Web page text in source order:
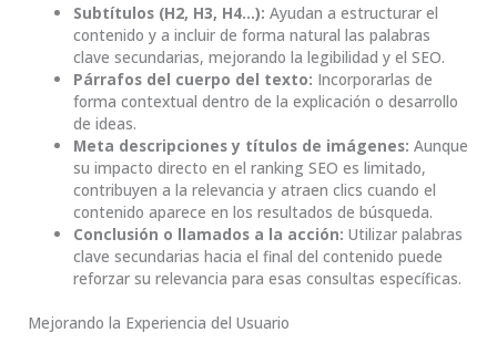
Subtítulos (H2, H3, H4…): Ayudan a estructurar el
contenido y a incluir de forma natural las palabras
clave secundarias, mejorando la legibilidad y el SEO.
Párrafos del cuerpo del texto: Incorporarlas de
forma contextual dentro de la explicación o desarrollo
de ideas.
Meta descripciones y títulos de imágenes: Aunque
su impacto directo en el ranking SEO es limitado,
contribuyen a la relevancia y atraen clics cuando el
contenido aparece en los resultados de búsqueda.
Conclusión o llamados a la acción: Utilizar palabras
clave secundarias hacia el final del contenido puede
reforzar su relevancia para esas consultas específicas.
Mejorando la Experiencia del Usuario